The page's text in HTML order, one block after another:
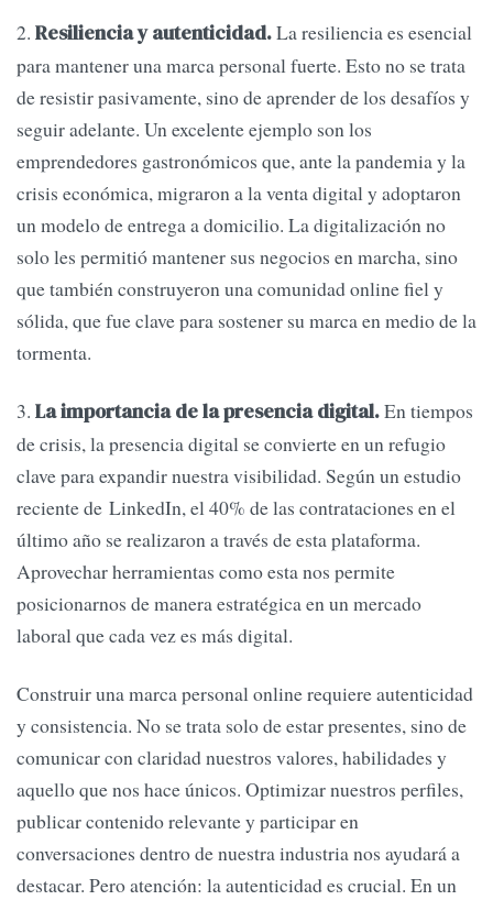
2. Resiliencia y autenticidad.La resiliencia es esencial
para mantener una marca personal fuerte. Esto no se trata
de resistir pasivamente, sino de aprender de los desafíos y
seguir adelante. Un excelente ejemplo son los
emprendedores gastronómicos que, ante la pandemia y la
crisis económica, migraron a la venta digital y adoptaron
un modelo de entrega a domicilio. La digitalización no
solo les permitió mantener sus negocios en marcha, sino
que también construyeron una comunidad online fiel y
sólida, que fue clave para sostener su marca en medio de la
tormenta.
3. La importancia de la presencia digital.En tiempos
de crisis, la presencia digital se convierte en un refugio
clave para expandir nuestra visibilidad. Según un estudio
reciente de LinkedIn, el 40% de las contrataciones en el
último año se realizaron a través de esta plataforma.
Aprovechar herramientas como esta nos permite
posicionarnos de manera estratégica en un mercado
laboral que cada vez es más digital.
Construir una marca personal online requiere autenticidad
y consistencia. No se trata solo de estar presentes, sino de
comunicar con claridad nuestros valores, habilidades y
aquello que nos hace únicos. Optimizar nuestros perfiles,
publicar contenido relevante y participar en
conversaciones dentro de nuestra industria nos ayudará a
destacar. Pero atención: la autenticidad es crucial. En un